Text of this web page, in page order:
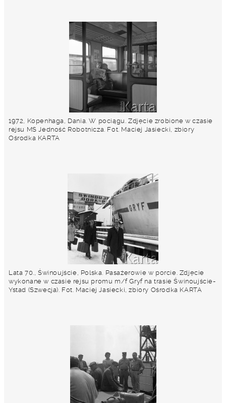
1972, Kopenhaga, Dania. W pociągu. Zdjęcie zrobione w czasie
rejsu MS Jedność Robotnicza. Fot. Maciej Jasiecki, zbiory
Ośrodka KARTA
Lata 70., Świnoujście, Polska. Pasażerowie w porcie. Zdjęcie
wykonane w czasie rejsu promu m/f Gryf na trasie Świnoujście-
Ystad (Szwecja). Fot. Maciej Jasiecki, zbiory Ośrodka KARTA